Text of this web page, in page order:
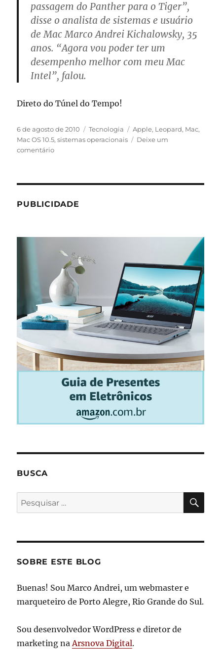
passagem do Panther para o Tiger”,
disse o analista de sistemas e usuário
de Mac Marco Andrei Kichalowsky, 35
anos. “Agora vou poder ter um
desempenho melhor com meu Mac
Intel”, falou.
Direto do Túnel do Tempo!
Publicado
em
6 de agosto de 2010 Categorias
Tecnologia Tags
Apple, Leopard, Mac,
Mac OS 10.5,sistemas operacionais
Deixe um
comentárioem
Leopard
PUBLICIDADE
BUSCA
Pesquisar
por:
SOBRE ESTE BLOG
Buenas! Sou Marco Andrei, um webmaster e
marqueteiro de Porto Alegre, Rio Grande do Sul.
Sou desenvolvedor WordPress e diretor de
marketing naArsnova Digital.